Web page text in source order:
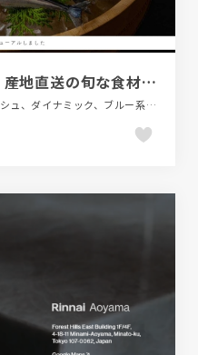
【公式】海鮮や どんこ｜産地直送の旬な食材と地酒を堪能するなら
スクロールエフェクト、スタイリッシュ、ダイナミック、ブルー系、ベージュ・ゴールド系、大きめ写真、施設・店舗サイト、日本テイスト、飲食店・グルメ・ウェディング